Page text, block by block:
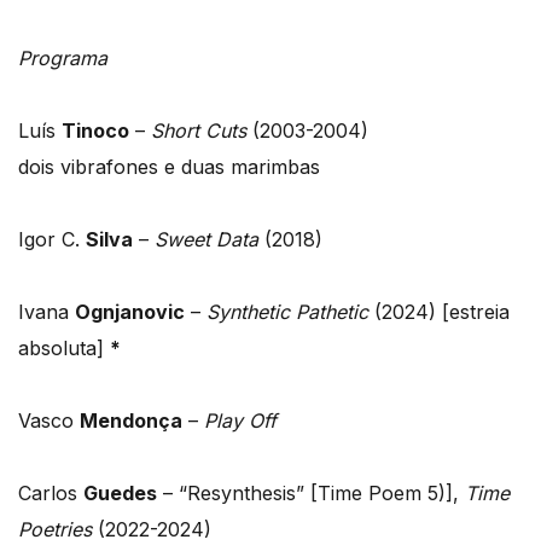
Programa
Luís Tinoco – Short Cuts (2003-2004)
dois vibrafones e duas marimbas
Igor C. Silva – Sweet Data(2018)
Ivana Ognjanovic – Synthetic Pathetic(2024) [estreia
absoluta] *
Vasco Mendonça – Play Off
Carlos Guedes – “Resynthesis” [Time Poem 5)], Time
Poetries(2022-2024)